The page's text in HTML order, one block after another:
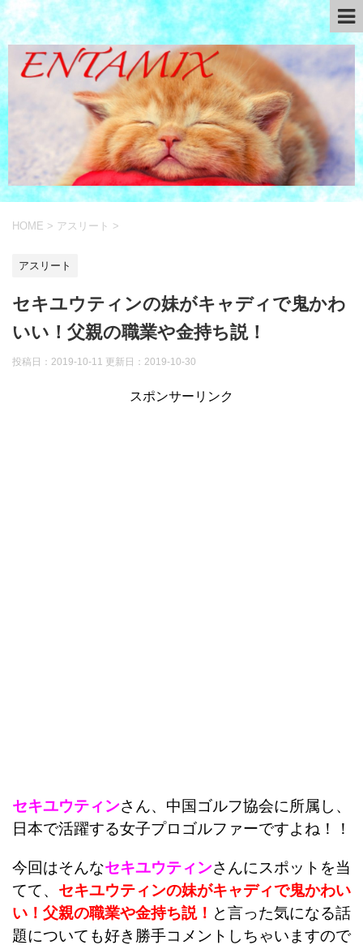
HOME > アスリート >
アスリート
セキユウティンの妹がキャディで鬼かわ
いい！父親の職業や金持ち説！
投稿日：2019-10-11 更新日： 2019-10-30
スポンサーリンク
セキユウティンさん、中国ゴルフ協会に所属し、
日本で活躍する女子プロゴルファーですよね！！
今回はそんなセキユウティンさんにスポットを当
てて、 セキユウティンの妹がキャディで鬼かわい
い！父親の職業や金持ち説！ と言った気になる話
題についても好き勝手コメントしちゃいますので